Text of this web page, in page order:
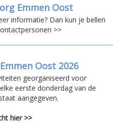
Emmen Oost
informatie? Dan kun je bellen
>>
Oost 2026
georganiseerd voor
eerste donderdag van de
aangegeven.
hier >>